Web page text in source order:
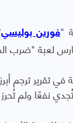
"فورين بوليسي
لعبة "ضرب
في تقرير ترجم
نفعًا ولم